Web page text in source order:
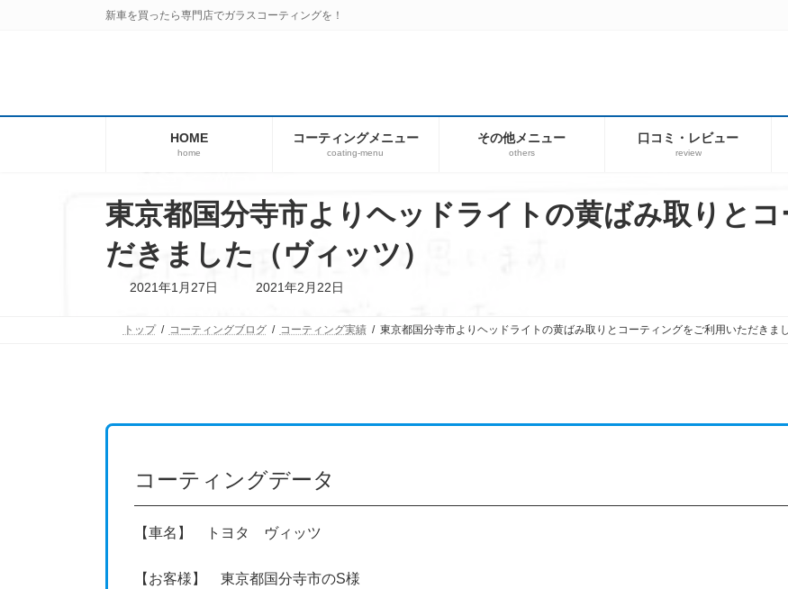
ス
ン
新車を買ったら専門店でガラスコーティングを！
HOME
home
コーティングメニュー
coating-menu
その他メニュー
others
口コミ・レビュー
review
東京都国分寺市よりヘッドライトの黄ばみ取りと
だきました（ヴィッツ）
2021年1月27日
最
新
日
2021年2月22日
トップ コーティングブログ コーティング実績 東京都国分寺市よりヘッドライトの黄ばみ取りとコーティングをご利用いただきま
コーティングデータ
【車名】 トヨタ ヴィッツ
【お客様】 東京都国分寺市のS様